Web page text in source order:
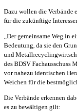
Dazu wollen die Verbände
für die zukünftige
„Der gemeinsame Weg in
Bedeutung, da sie den
und
des BDSV Fachausschuss
vor nahezu identischen
Weichen für die
Die Verbände erkennen
es zu bewältigen gilt: